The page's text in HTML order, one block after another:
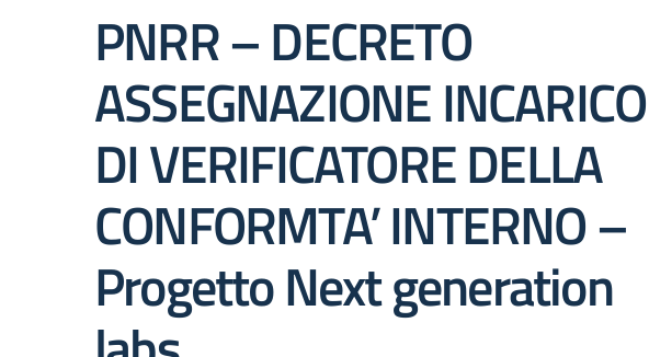
PNRR – DECRETO
ASSEGNAZIONE INCARICO
DI VERIFICATORE DELLA
CONFORMTA’ INTERNO –
Progetto Next generation